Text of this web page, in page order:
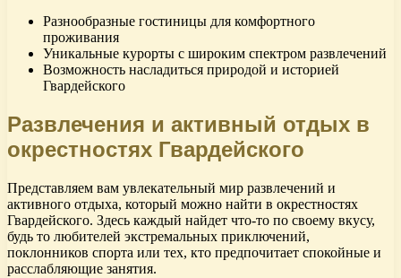
Разнообразные гостиницы для комфортного
проживания
Уникальные курорты с широким спектром развлечений
Возможность насладиться природой и историей
Гвардейского
Развлечения и активный отдых в
окрестностях Гвардейского
Представляем вам увлекательный мир развлечений и
активного отдыха, который можно найти в окрестностях
Гвардейского. Здесь каждый найдет что-то по своему вкусу,
будь то любителей экстремальных приключений,
поклонников спорта или тех, кто предпочитает спокойные и
расслабляющие занятия.